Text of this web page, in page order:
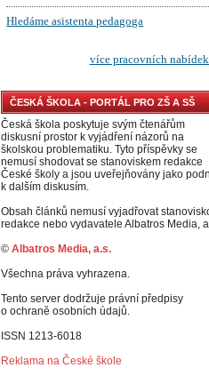
ČESKÁ ŠKOLA - PORTÁL PRO ZŠ A SŠ
Česká škola poskytuje svým čtenářům
diskusní prostor k vyjádření názorů na
školskou problematiku. Tyto příspěvky se
nemusí shodovat se stanoviskem redakce
České školy a jsou uveřejňovány jako
k dalším diskusím.
Obsah článků nemusí vyjadřovat
redakce nebo vydavatele Albatros Media,
© Albatros Media, a.s.
Všechna práva vyhrazena.
Tento server dodržuje právní předpisy
o ochraně osobních údajů.
ISSN 1213-6018
Reklama na České škole